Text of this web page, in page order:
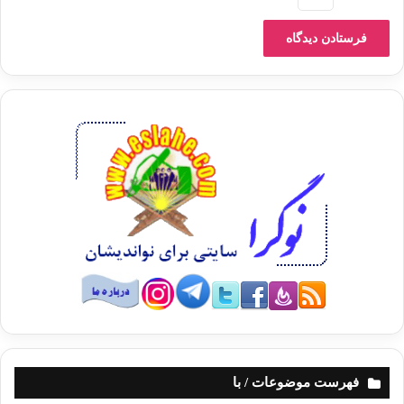
وأكد د. محمد رأفت عثمان عضو مجلس البحوث
الإسلامية أن تصاعد العدوان على قطاع غزة خطة مرحلية لكسر المقاومة
وإظهار عجزها
لحماس، رغم تفوقها الأدائي الذي أظهر اليهود بالضعف أمام صواريخ مقاومة
على أن صلابة المقاومة وضخامة كيانها مُستمَدٌّة من منهجها الرباني الذي أعجز
العالم عن إسقاطها وإرهابها وتحييدها عن طريقها، وأضاف أن نشأة عناصر
ظل المأساة والتاريخ الطويل الملوَّن بالدم أحد عوامل صمودها.
وشبَّه د. عثمان الدَّور العربي الإسلامي بقصة
فهرست موضوعات / با